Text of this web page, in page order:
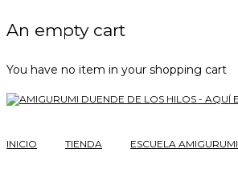
An empty cart
You have no item in your shopping cart
INICIO TIENDA ESCUELA AMIGURUMI